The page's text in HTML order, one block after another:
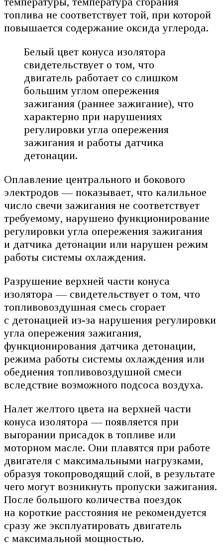
топлива не соответствует той, при которой
повышается содержание оксида углерода.
Белый цвет конуса изолятора
свидетельствует о том, что
двигатель работает со слишком
большим углом опережения
зажигания (раннее зажигание), что
характерно при нарушениях
регулировки угла опережения
зажигания и работы датчика
детонации.
Оплавление центрального и бокового
электродов — показывает, что калильное
число свечи зажигания не соответствует
требуемому, нарушено функционирование
регулировки угла опережения зажигания
и датчика детонации или нарушен режим
работы системы охлаждения.
Разрушение верхней части конуса
изолятора — свидетельствует о том, что
топливовоздушная смесь сгорает
с детонацией из-за нарушения регулировки
угла опережения зажигания,
функционирования датчика детонации,
режима работы системы охлаждения или
обеднения топливовоздушной смеси
вследствие возможного подсоса воздуха.
Налет желтого цвета на верхней части
конуса изолятора — появляется при
выгорании присадок в топливе или
моторном масле. Они плавятся при работе
двигателя с максимальными нагрузками,
образуя токопроводящий слой, в результате
чего могут возникнуть пропуски зажигания.
После большого количества поездок
на короткие расстояния не рекомендуется
сразу же эксплуатировать двигатель
с максимальной мощностью.